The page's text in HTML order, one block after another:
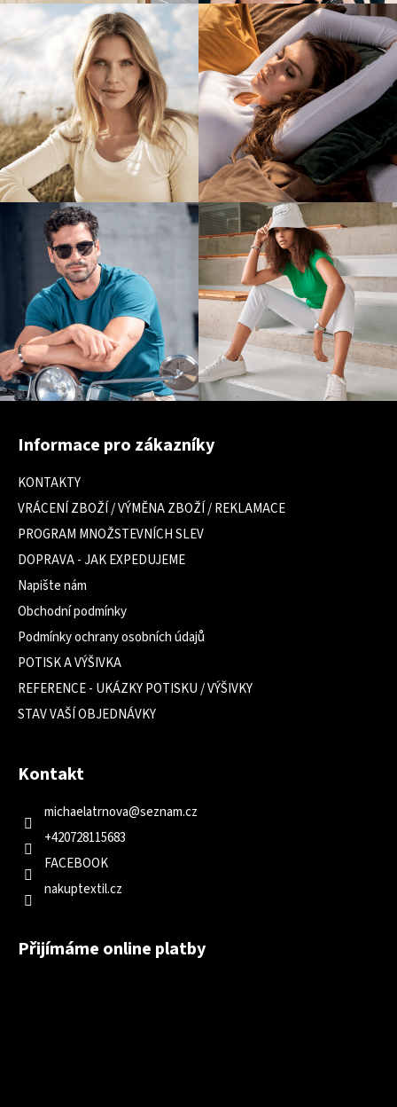
Z
Informace pro zákazníky
KONTAKTY
VRÁCENÍ ZBOŽÍ / VÝMĚNA ZBOŽÍ / REKLAMACE
PROGRAM MNOŽSTEVNÍCH SLEV
DOPRAVA - JAK EXPEDUJEME
Napište nám
Obchodní podmínky
Podmínky ochrany osobních údajů
POTISK A VÝŠIVKA
REFERENCE - UKÁZKY POTISKU / VÝŠIVKY
STAV VAŠÍ OBJEDNÁVKY
Kontakt
michaelatrnova@seznam.cz
+420728115683
FACEBOOK
nakuptextil.cz
Přijímáme online platby